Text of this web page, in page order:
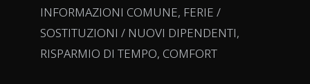
INFORMAZIONI COMUNE, FERIE /
SOSTITUZIONI / NUOVI DIPENDENTI,
RISPARMIO DI TEMPO, COMFORT